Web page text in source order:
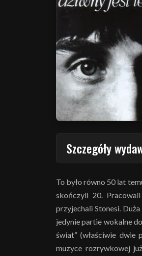
Szczegóły
To było równo 50 lat
skończyli 20.
przyjechali Stonesi.
jedynie partie wokalne
świat” (właściwie
muzyce rozrywkowej